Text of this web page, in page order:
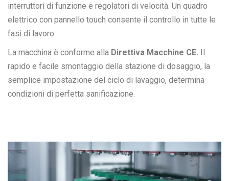
interruttori di funzione e regolatori di velocità. Un quadro
elettrico con pannello touch consente il controllo in tutte le
fasi di lavoro.
La macchina è conforme alla Direttiva Macchine CE. Il
rapido e facile smontaggio della stazione di dosaggio, la
semplice impostazione del ciclo di lavaggio, determina
condizioni di perfetta sanificazione.